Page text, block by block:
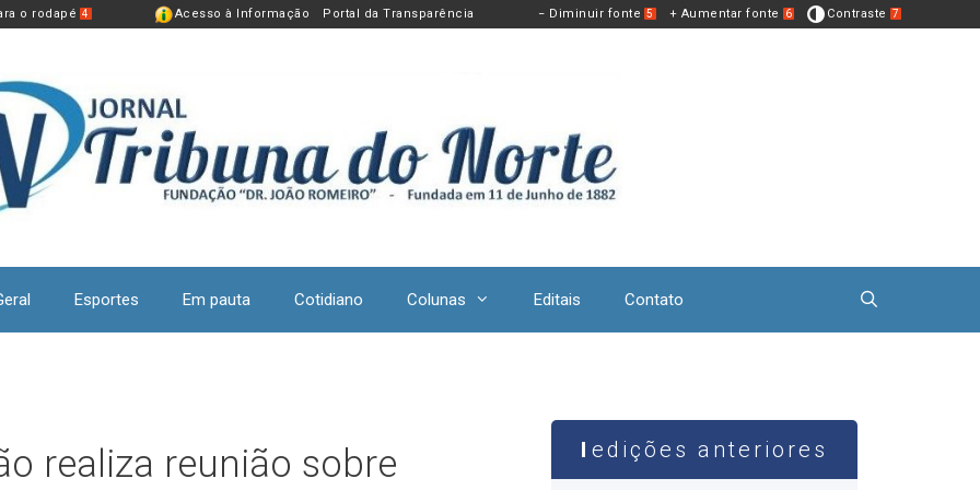
o rodapé 4 Acesso à Informação Portal da Transparência − Diminuir fonte 5 + Aumentar fonte 6 Contraste 7
Esportes Em pauta Cotidiano Colunas Editais Contato
realiza reunião sobre
edições anteriores